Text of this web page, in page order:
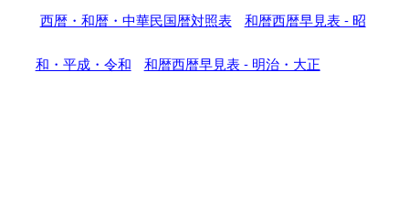
西暦・和暦・中華民国暦対照表 和暦西暦早見表 - 昭
和・平成・令和 和暦西暦早見表 - 明治・大正